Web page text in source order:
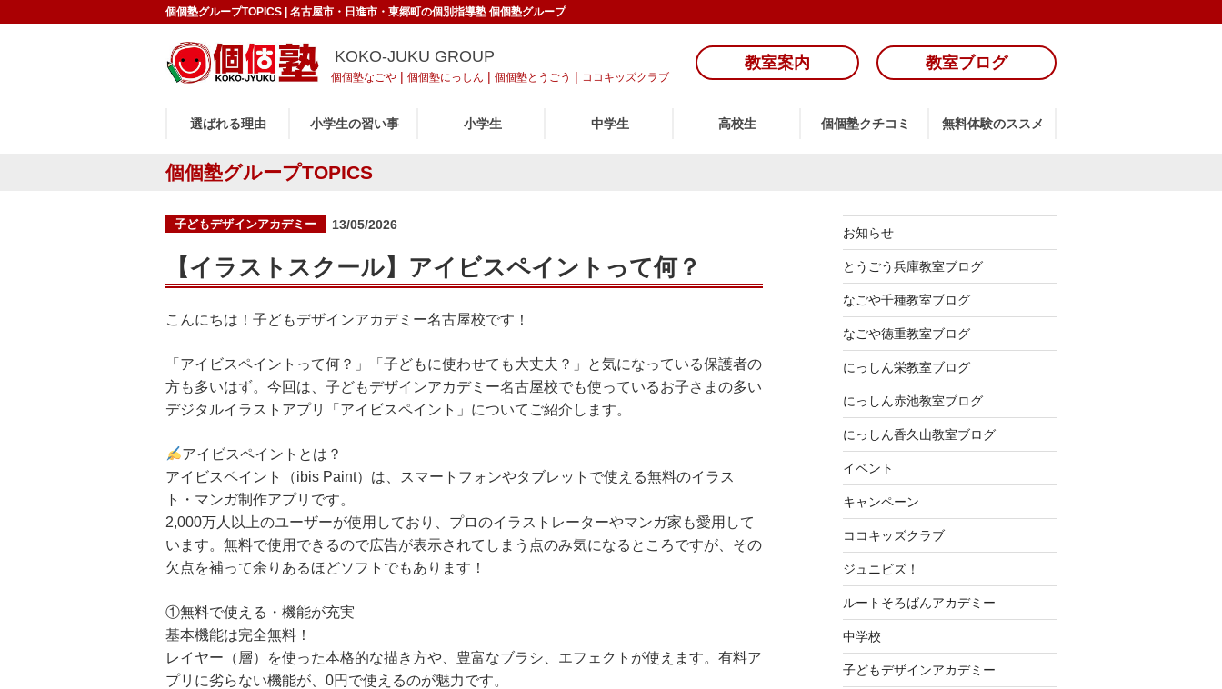
個個塾グループTOPICS | 名古屋市・日進市・東郷町の個別指導塾 個個塾グループ
KOKO-JUKU GROUP
個個塾なごや | 個個塾にっしん | 個個塾とうごう | ココキッズクラブ
教室案内 教室ブログ
選ばれる理由 小学生の習い事 小学生 中学生 高校生 個個塾クチコミ 無料体験のススメ
個個塾グループTOPICS
投
13/05/2026
子どもデザインアカデミー
【イラストスクール】アイビスペイントって何？
こんにちは！子どもデザインアカデミー名古屋校です！
「アイビスペイントって何？」「子どもに使わせても大丈夫？」と気になっている保護者の
方も多いはず。今回は、子どもデザインアカデミー名古屋校でも使っているお子さまの多い
デジタルイラストアプリ「アイビスペイント」についてご紹介します。
アイビスペイントとは？
アイビスペイント（ibis Paint）は、スマートフォンやタブレットで使える無料のイラス
ト・マンガ制作アプリです。
2,000万人以上のユーザーが使用しており、プロのイラストレーターやマンガ家も愛用して
います。無料で使用できるので広告が表示されてしまう点のみ気になるところですが、その
欠点を補って余りあるほどソフトでもあります！
①無料で使える・機能が充実
基本機能は完全無料！
レイヤー（層）を使った本格的な描き方や、豊富なブラシ、エフェクトが使えます。有料ア
プリに劣らない機能が、0円で使えるのが魅力です。
お知らせ
とうごう兵庫教室ブログ
なごや千種教室ブログ
なごや徳重教室ブログ
にっしん栄教室ブログ
にっしん赤池教室ブログ
にっしん香久山教室ブログ
イベント
キャンペーン
ココキッズクラブ
ジュニビズ！
ルートそろばんアカデミー
中学校
子どもデザインアカデミー